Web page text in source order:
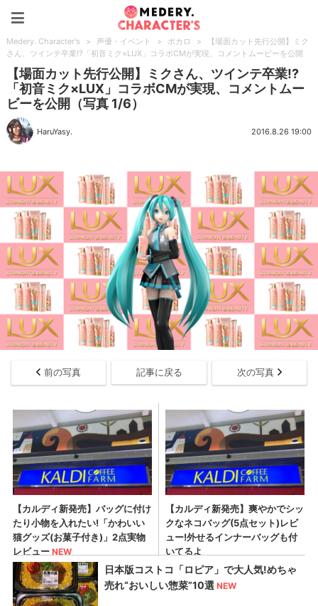
Medery. Character's > 声優・イベント > ボカロ >
【場面カット先行公開】ミク
さん、ツインテ卒業!?「初音ミク×LUX」コラボCMが実現、コメントムービーを公開
【場面カット先行公開】ミクさん、ツインテ卒業!?
「初音ミク×LUX」コラボCMが実現、コメントムー
ビーを公開（写真 1/6）
HaruYasy. 2016.8.26 19:00
前の写真 記事に戻る 次の写真